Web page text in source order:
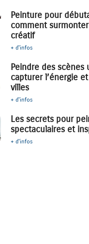
Peinture pour
comment
créatif
+ d'infos
Peindre des scènes
capturer l’énergie
villes
+ d'infos
Les secrets pour
spectaculaires et
+ d'infos